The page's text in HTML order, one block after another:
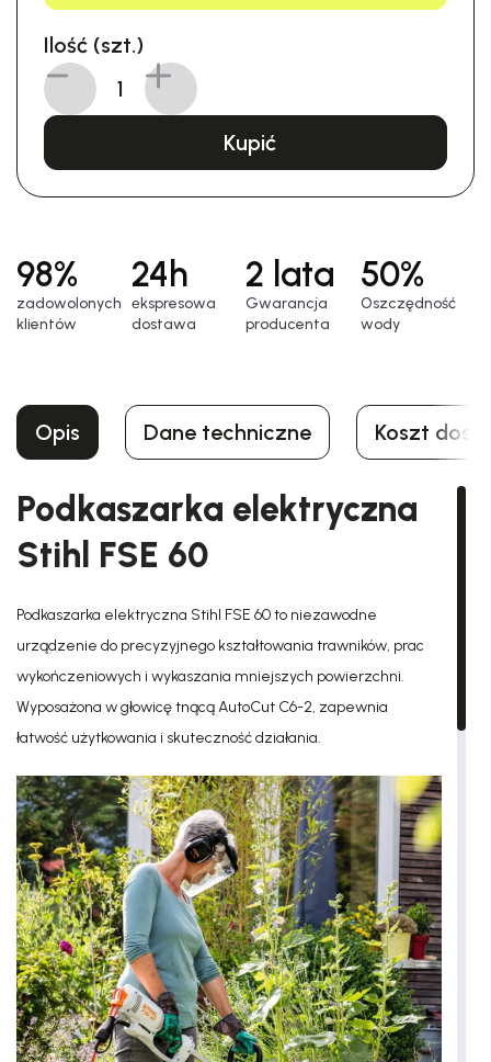
Ilość (szt.)
Kupić
98%
zadowolonych
klientów
24h
еkspresowa
dostawa
2 lata
Gwarancja
producenta
50%
Oszczędność
wody
Opis Dane techniczne Koszt
Podkaszarka elektryczna
Stihl FSE 60
Podkaszarka elektryczna Stihl FSE 60 to niezawodne
urządzenie do precyzyjnego kształtowania trawników, prac
wykończeniowych i wykaszania mniejszych powierzchni.
Wyposażona w głowicę tnącą AutoCut C6-2, zapewnia
łatwość użytkowania i skuteczność działania.